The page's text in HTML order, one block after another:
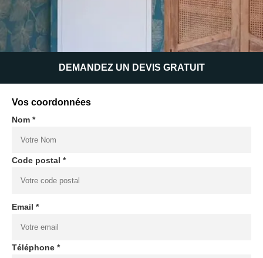
DEMANDEZ UN DEVIS GRATUIT
Vos coordonnées
Nom *
Code postal *
Email *
Téléphone *